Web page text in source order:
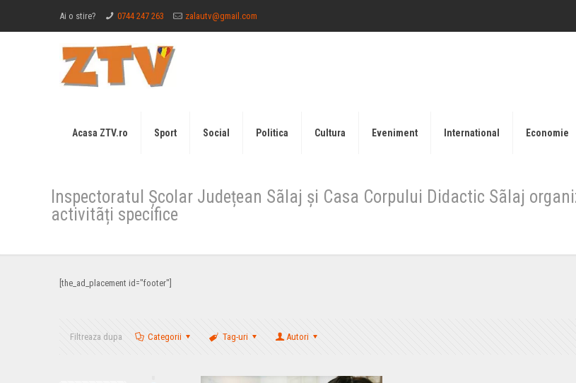
Ai o stire? 0744 247 263 zalautv@gmail.com
Acasa ZTV.ro Sport Social Politica Cultura Eveniment International Economie
Inspectoratul Școlar Județean Sãlaj și Casa Corpului Didactic Sãlaj
activitãți specifice
[the_ad_placement id="footer"]
Filtreaza dupa Categorii Tag-uri Autori